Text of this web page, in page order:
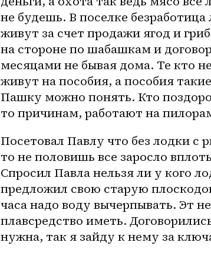
не будешь. В поселке
живут за счет продажи ягод и
на стороне по шабашкам и
месяцами не бывая дома. Те кто
живут на пособия, а пособия
Пашку можно понять. Кто
то причинам, работают на
Посетовал Павлу что без лодки с
то не половишь все заросло
Спросил Павла нельзя ли у кого
предложил свою старую
часа надо воду вычерпывать. Эт
плавсредство иметь.
нужна, так я зайду к нему за